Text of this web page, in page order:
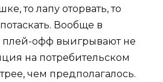
то лапу оторвать, то
потаскать. Вообще в
плей-офф выигрывают не
на потребительском
чем предполагалось.